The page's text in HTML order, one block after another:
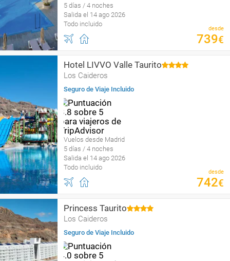
5 días / 4 noches
Salida el 14 ago 2026
Todo incluido
desde
739€
Hotel LIVVO Valle Taurito
Los Caideros
Seguro de Viaje Incluido
Vuelos desde Madrid
5 días / 4 noches
Salida el 14 ago 2026
Todo incluido
desde
742€
Princess Taurito
Los Caideros
Seguro de Viaje Incluido